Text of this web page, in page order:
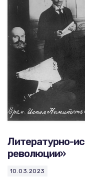
Литературно-
революции»
10.03.2023